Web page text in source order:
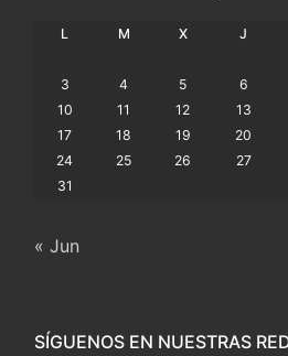
L M X J
3
4 5 6
10
11 12 13
17
18 19 20
24
25 26 27
31
« Jun
SÍGUENOS EN NUESTRAS